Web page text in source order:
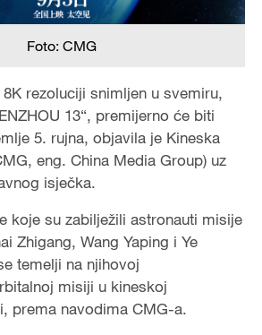
Foto: CMG
rezoluciji snimljen u svemiru,
13“, premijerno će biti
5. rujna, objavila je Kineska
eng. China Media Group) uz
isječka.
koje su zabilježili astronauti misije
Zhigang, Wang Yaping i Ye
temelji na njihovoj
misiji u kineskoj
prema navodima CMG-a.